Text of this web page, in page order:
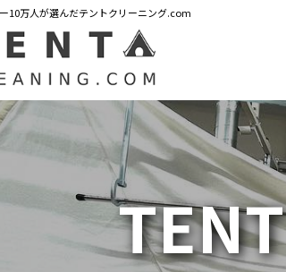
10万人が選んだテントクリーニング.com